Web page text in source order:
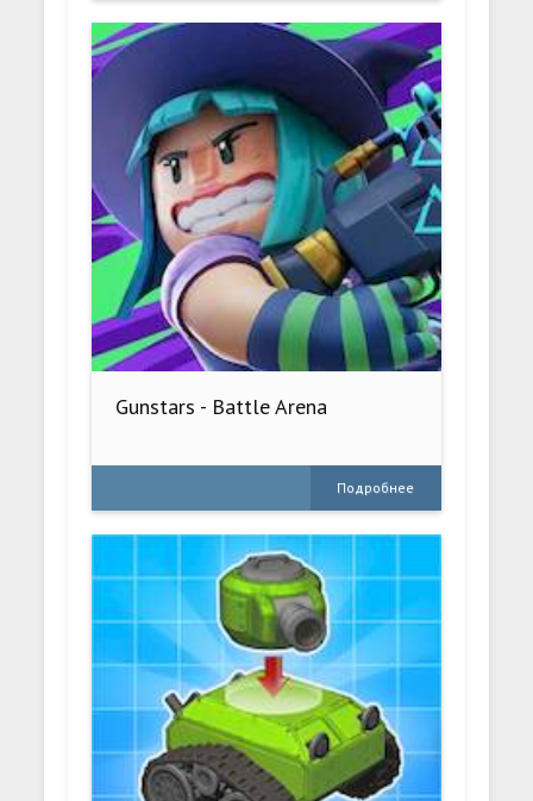
Gunstars - Battle Arena
Подробнее